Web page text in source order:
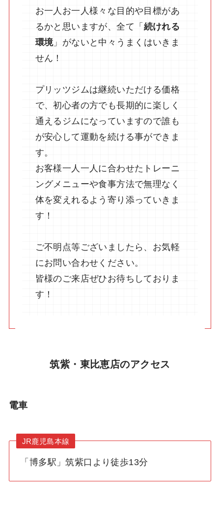
お一人お一人様々な目的や目標があ
るかと思いますが、全て「 続けれる
環境」がないと中々うまくはいきま
せん！
プリッツジムは継続いただける価格
で、初心者の方でも長期的に楽しく
通えるジムになっていますので誰も
が安心して運動を続ける事ができま
す。
お客様一人一人に合わせたトレーニ
ングメニューや食事方法で無理なく
体を変えれるよう寄り添っていきま
す！
ご不明点等ございましたら、お気軽
にお問い合わせください。
皆様のご来店ぜひお待ちしておりま
す！
筑紫・東比恵店のアクセス
電車
JR鹿児島本線
「博多駅」筑紫口より徒歩13分